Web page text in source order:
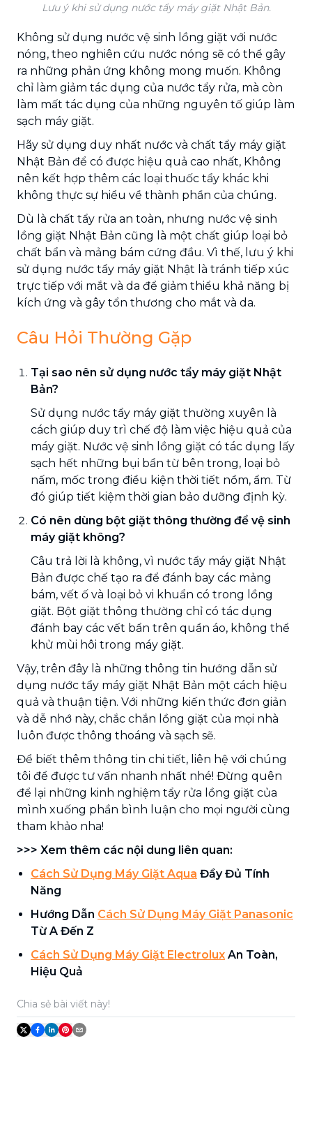
Lưu ý khi sử dụng nước tẩy máy giặt Nhật Bản.
Không sử dụng nước vệ sinh lồng giặt với nước
nóng, theo nghiên cứu nước nóng sẽ có thể gây
ra những phản ứng không mong muốn. Không
chỉ làm giảm tác dụng của nước tẩy rửa, mà còn
làm mất tác dụng của những nguyên tố giúp làm
sạch máy giặt.
Hãy sử dụng duy nhất nước và chất tẩy máy giặt
Nhật Bản để có được hiệu quả cao nhất, Không
nên kết hợp thêm các loại thuốc tẩy khác khi
không thực sự hiểu về thành phần của chúng.
Dù là chất tẩy rửa an toàn, nhưng nước vệ sinh
lồng giặt Nhật Bản cũng là một chất giúp loại bỏ
chất bẩn và mảng bám cứng đầu. Vì thế, lưu ý khi
sử dụng nước tẩy máy giặt Nhật là tránh tiếp xúc
trực tiếp với mắt và da để giảm thiểu khả năng bị
kích ứng và gây tổn thương cho mắt và da.
Câu Hỏi Thường Gặp
Tại sao nên sử dụng nước tẩy máy giặt Nhật
Bản?
Sử dụng nước tẩy máy giặt thường xuyên là
cách giúp duy trì chế độ làm việc hiệu quả của
máy giặt. Nước vệ sinh lồng giặt có tác dụng lấy
sạch hết những bụi bẩn từ bên trong, loại bỏ
nấm, mốc trong điều kiện thời tiết nồm, ẩm. Từ
đó giúp tiết kiệm thời gian bảo dưỡng định kỳ.
Có nên dùng bột giặt thông thường để vệ sinh
máy giặt không?
Câu trả lời là không, vì nước tẩy máy giặt Nhật
Bản được chế tạo ra để đánh bay các mảng
bám, vết ố và loại bỏ vi khuẩn có trong lồng
giặt. Bột giặt thông thường chỉ có tác dụng
đánh bay các vết bẩn trên quần áo, không thể
khử mùi hôi trong máy giặt.
Vậy, trên đây là những thông tin hướng dẫn sử
dụng nước tẩy máy giặt Nhật Bản một cách hiệu
quả và thuận tiện. Với những kiến thức đơn giản
và dễ nhớ này, chắc chắn lồng giặt của mọi nhà
luôn được thông thoáng và sạch sẽ.
Để biết thêm thông tin chi tiết, liên hệ với chúng
tôi để được tư vấn nhanh nhất nhé! Đừng quên
để lại những kinh nghiệm tẩy rửa lồng giặt của
mình xuống phần bình luận cho mọi người cùng
tham khảo nha!
>>> Xem thêm các nội dung liên quan:
Cách Sử Dụng Máy Giặt Aqua Đầy Đủ Tính
Năng
Hướng Dẫn Cách Sử Dụng Máy Giặt Panasonic
Từ A Đến Z
Cách Sử Dụng Máy Giặt Electrolux An Toàn,
Hiệu Quả
Chia sẻ bài viết này!